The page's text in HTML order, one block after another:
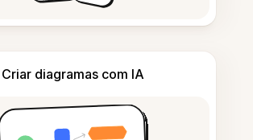
Criar diagramas com IA